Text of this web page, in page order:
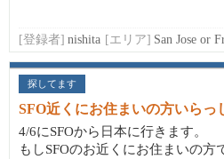
[登録者] nishita [エリア] San Jose or
探してます
SFO近くにお住まいの方いらっ
4/6にSFOから日本に行きます。
もしSFOのお近くにお住まいの